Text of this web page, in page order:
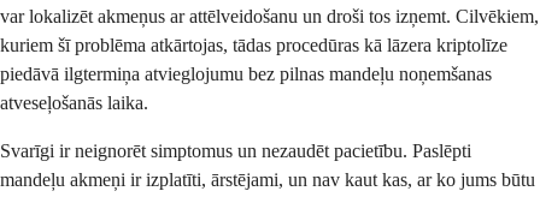
var lokalizēt akmeņus ar attēlveidošanu un droši tos izņemt. Cilvēkiem,
kuriem šī problēma atkārtojas, tādas procedūras kā lāzera kriptolīze
piedāvā ilgtermiņa atvieglojumu bez pilnas mandeļu noņemšanas
atveseļošanās laika.
Svarīgi ir neignorēt simptomus un nezaudēt pacietību. Paslēpti
mandeļu akmeņi ir izplatīti, ārstējami, un nav kaut kas, ar ko jums būtu